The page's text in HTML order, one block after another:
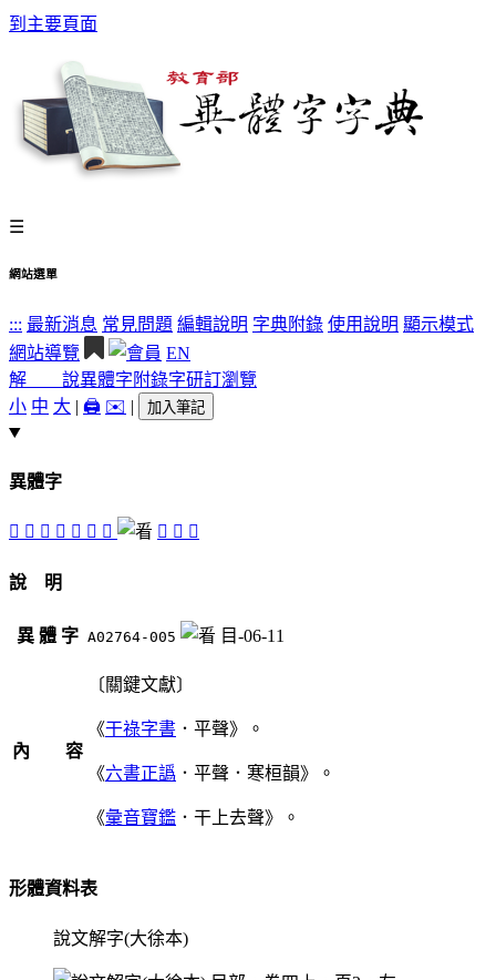
到主要頁面
☰
網站選單
::: 最新消息 常見問題 編輯說明 字典附錄 使用說明 顯示模式
網站導覽
EN
解 說異體字 附錄字研訂瀏覽
小 中 大 | 🖨️ ✉️ | 加入筆記
異體字
𡈟 𡰶 󳺮 󳺰 󳺬 󳺯 󳺭 󳺱 󳺲 𥉏
說 明
異 體 字 A02764-005 目-06-11
內 容
〔關鍵文獻〕
《干祿字書 ．平聲》。
《六書正譌 ．平聲．寒桓韻》。
《彙音寶鑑 ．干上去聲》。
形體資料表
說文解字(大徐本)